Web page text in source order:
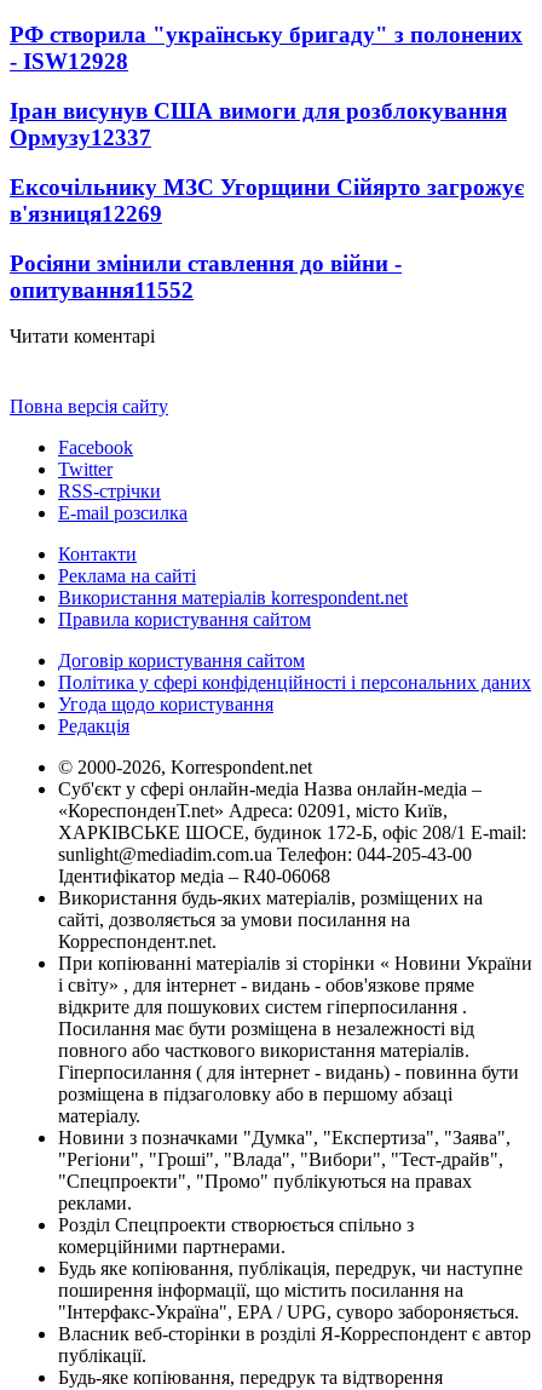
РФ створила "українську бригаду" з полонених
- ISW12928
Іран висунув США вимоги для розблокування
Ормузу12337
Ексочільнику МЗС Угорщини Сійярто загрожує
в'язниця12269
Росіяни змінили ставлення до війни -
опитування11552
Читати коментарі
Повна версія сайту
Facebook
Twitter
RSS-стрічки
E-mail розсилка
Контакти
Реклама на сайті
Використання матеріалів korrespondent.net
Правила користування сайтом
Договір користування сайтом
Політика у сфері конфіденційності і персональних даних
Угода щодо користування
Редакція
© 2000-2026, Korrespondent.net
Суб'єкт у сфері онлайн-медіа Назва онлайн-медіа –
«КореспонденТ.net» Адреса: 02091, місто Київ,
ХАРКІВСЬКЕ ШОСЕ, будинок 172-Б, офіс 208/1 E-mail:
sunlight@mediadim.com.ua Телефон: 044-205-43-00
Ідентифікатор медіа – R40-06068
Використання будь-яких матеріалів, розміщених на
сайті, дозволяється за умови посилання на
Корреспондент.net.
При копіюванні матеріалів зі сторінки « Новини України
і світу» , для інтернет - видань - обов'язкове пряме
відкрите для пошукових систем гіперпосилання .
Посилання має бути розміщена в незалежності від
повного або часткового використання матеріалів.
Гіперпосилання ( для інтернет - видань) - повинна бути
розміщена в підзаголовку або в першому абзаці
матеріалу.
Новини з позначками "Думка", "Експертиза", "Заява",
"Регіони", "Гроші", "Влада", "Вибори", "Тест-драйв",
"Спецпроекти", "Промо" публікуються на правах
реклами.
Розділ Спецпроекти створюється спільно з
комерційними партнерами.
Будь яке копіювання, публікація, передрук, чи наступне
поширення інформації, що містить посилання на
"Інтерфакс-Україна", EPA / UPG, суворо забороняється.
Власник веб-сторінки в розділі Я-Корреспондент є автор
публікації.
Будь-яке копіювання, передрук та відтворення